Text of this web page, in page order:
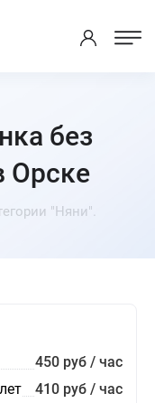
без
Орске
"Няни".
450 руб / час
410 руб / час